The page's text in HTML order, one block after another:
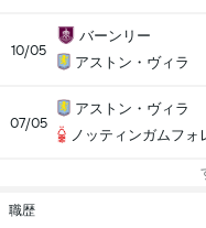
10/05
バーンリー
アストン・ヴィラ
07/05
アストン・ヴィラ
ノッティンガムフォ
職歴